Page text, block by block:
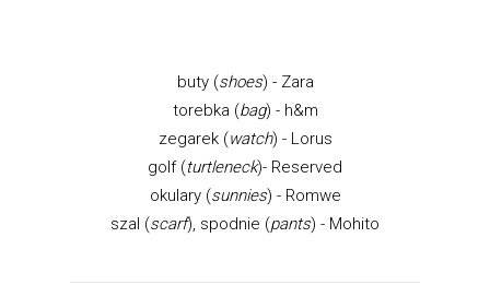
buty (shoes) - Zara
torebka (bag) - h&m
zegarek (watch) - Lorus
golf (turtleneck)- Reserved
okulary (sunnies) - Romwe
szal (scarf), spodnie (pants) - Mohito